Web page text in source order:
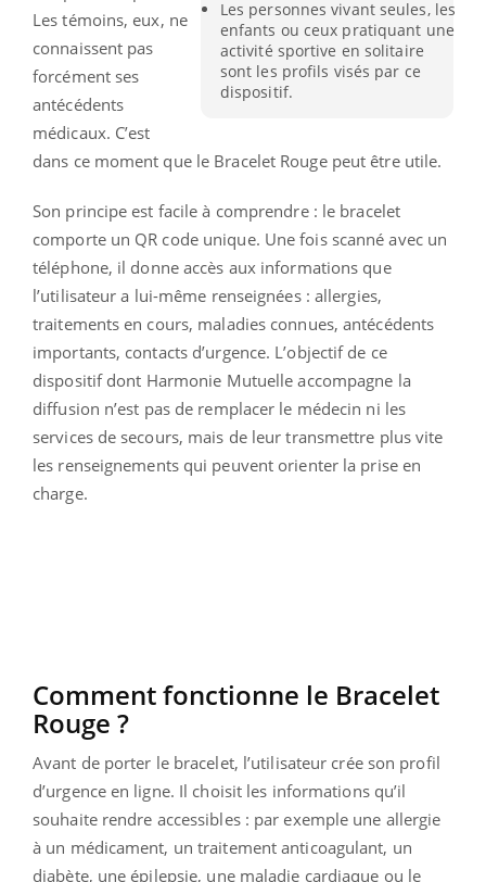
Les personnes vivant seules, les
enfants ou ceux pratiquant une
activité sportive en solitaire
sont les profils visés par ce
dispositif.
Les témoins, eux, ne
connaissent pas
forcément ses
antécédents
médicaux. C’est
dans ce moment que le Bracelet Rouge peut être utile.
Son principe est facile à comprendre : le bracelet
comporte un QR code unique. Une fois scanné avec un
téléphone, il donne accès aux informations que
l’utilisateur a lui-même renseignées : allergies,
traitements en cours, maladies connues, antécédents
importants, contacts d’urgence. L’objectif de ce
dispositif dont Harmonie Mutuelle accompagne la
diffusion n’est pas de remplacer le médecin ni les
services de secours, mais de leur transmettre plus vite
les renseignements qui peuvent orienter la prise en
charge.
Comment fonctionne le Bracelet
Rouge ?
Avant de porter le bracelet, l’utilisateur crée son profil
d’urgence en ligne. Il choisit les informations qu’il
souhaite rendre accessibles : par exemple une allergie
à un médicament, un traitement anticoagulant, un
diabète, une épilepsie, une maladie cardiaque ou le